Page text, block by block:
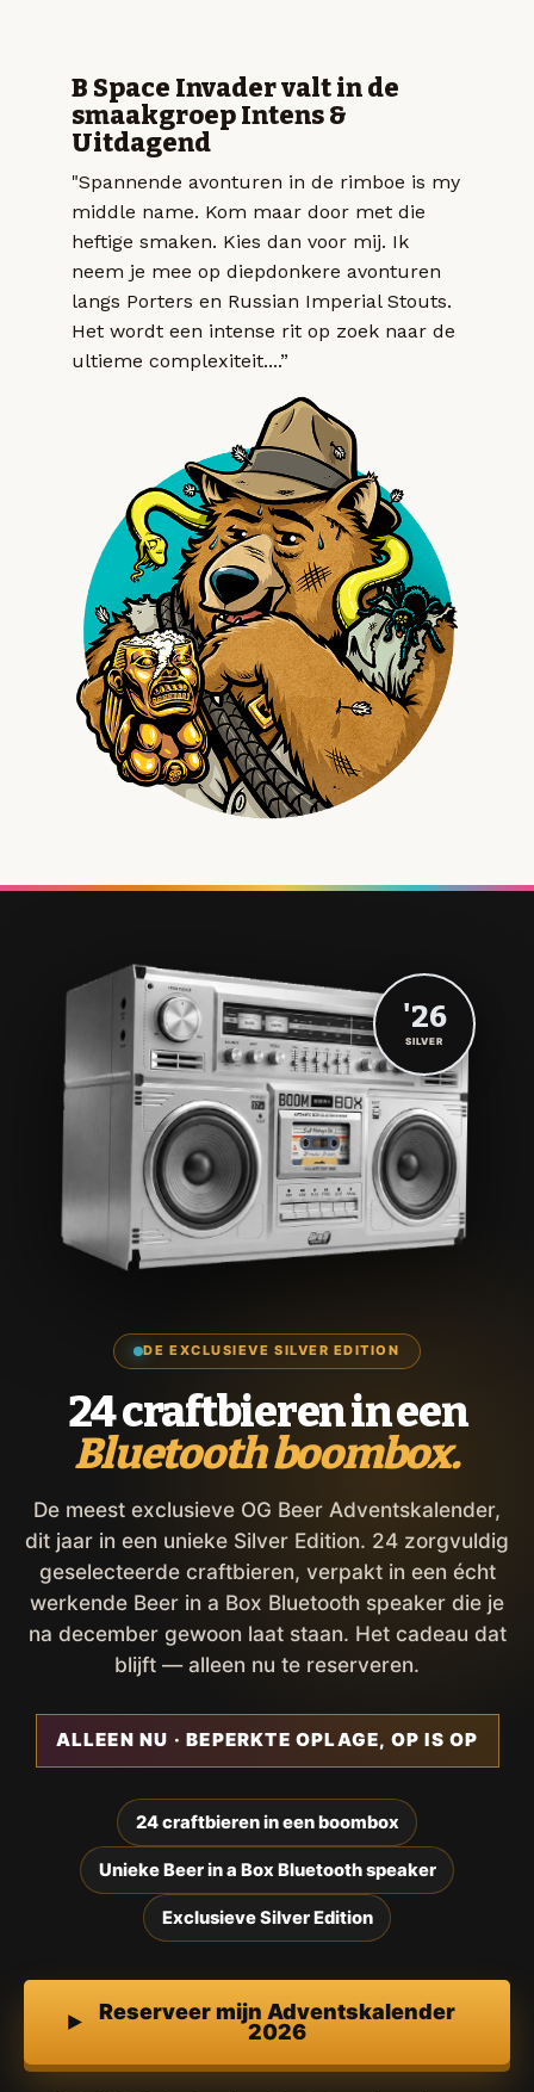
B Space Invader valt in de
smaakgroep Intens &
Uitdagend
"Spannende avonturen in de rimboe is my
middle name. Kom maar door met die
heftige smaken. Kies dan voor mij. Ik
neem je mee op diepdonkere avonturen
langs Porters en Russian Imperial Stouts.
Het wordt een intense rit op zoek naar de
ultieme complexiteit....”
DE EXCLUSIEVE SILVER EDITION
24 craftbieren in een
Bluetooth boombox.
De meest exclusieve OG Beer Adventskalender,
dit jaar in een unieke Silver Edition. 24 zorgvuldig
geselecteerde craftbieren, verpakt in een écht
werkende Beer in a Box Bluetooth speaker die je
na december gewoon laat staan. Het cadeau dat
blijft — alleen nu te reserveren.
ALLEEN NU · BEPERKTE OPLAGE, OP IS OP
24 craftbieren in een boombox
Unieke Beer in a Box Bluetooth speaker
Exclusieve Silver Edition
Reserveer mijn Adventskalender
2026
'26
SILVER